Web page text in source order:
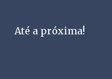
Até a próxima!